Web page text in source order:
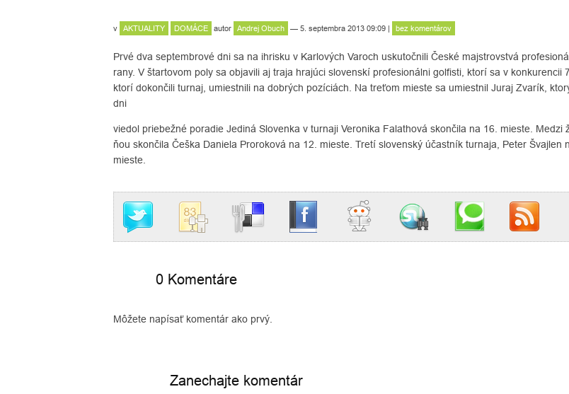
v AKTUALITY DOMÁCE autor Andrej Obuch — 5. septembra 2013 09:09 | bez komentárov
Prvé dva septembrové dni sa na ihrisku v Karlových Varoch uskutočnili České majstrovstvá
rany. V štartovom poly sa objavili aj traja hrajúci slovenskí profesionálni golfisti, ktorí sa v konkurencii
ktorí dokončili turnaj, umiestnili na dobrých pozíciách. Na treťom mieste sa umiestnil Juraj Zvarík,
dni
viedol priebežné poradie Jediná Slovenka v turnaji Veronika Falathová skončila na 16. mieste. Medzi
ňou skončila Češka Daniela Proroková na 12. mieste. Tretí slovenský účastník turnaja, Peter Švajlen
mieste.
0 Komentáre
Môžete napísať komentár ako prvý.
Zanechajte komentár